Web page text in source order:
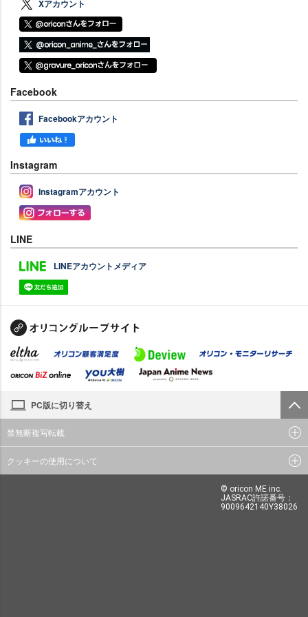
Xアカウント
Facebook
Facebookアカウント
Instagram
Instagramアカウント
LINE
LINEアカウントメディア
PC版に切り替え
禁無断複写転載
クッキーの使用について
© oricon ME inc.
JASRAC許諾番号：
9009642140Y38026